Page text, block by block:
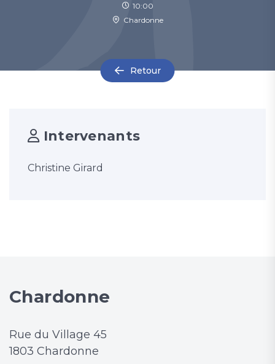
10:00
Chardonne
Retour
Intervenants
Christine Girard
Chardonne
Rue du Village 45
1803 Chardonne